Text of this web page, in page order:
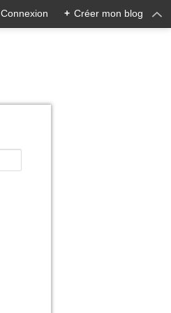
Connexion + Créer mon blog